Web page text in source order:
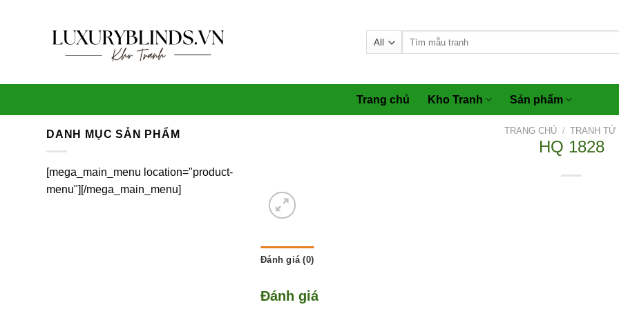
Trang chủ Kho Tranh Sản phẩm
DANH MỤC SẢN PHẨM
[mega_main_menu location="product-
menu"][/mega_main_menu]
TRANG CHỦ / TRANH TỨ
HQ 1828
Đánh giá (0)
Đánh giá